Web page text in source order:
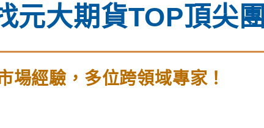
元大期貨TOP頂尖
場經驗，多位跨領域專家！